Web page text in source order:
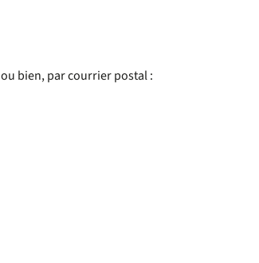
ou bien, par courrier postal :